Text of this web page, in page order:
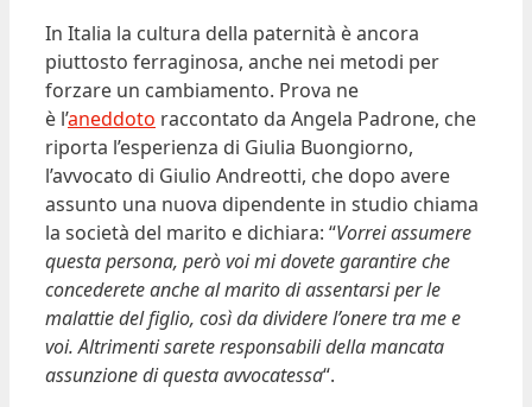
In Italia la cultura della paternità è ancora
piuttosto ferraginosa, anche nei metodi per
forzare un cambiamento. Prova ne
è l’aneddoto raccontato da Angela Padrone, che
riporta l’esperienza di Giulia Buongiorno,
l’avvocato di Giulio Andreotti, che dopo avere
assunto una nuova dipendente in studio chiama
la società del marito e dichiara: “Vorrei assumere
questa persona, però voi mi dovete garantire che
concederete anche al marito di assentarsi per le
malattie del figlio, così da dividere l’onere tra me e
voi. Altrimenti sarete responsabili della mancata
assunzione di questa avvocatessa“.